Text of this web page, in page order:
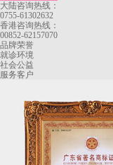
大陆咨询热线：
0755-61302632
香港咨询热线：
00852-62157070
品牌荣誉
就诊环境
社会公益
服务客户